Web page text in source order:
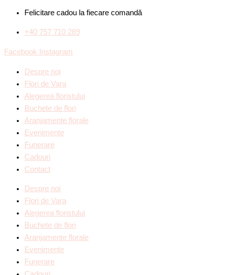
Felicitare cadou la fiecare comandă
+40 757 710 289
Facebook Instagram
Despre noi
Flori de Vara
Alegerea floristului
Buchete de flori
Aranjamente florale
Evenimente
Funerare
Cadouri
Contact
Despre noi
Flori de Vara
Alegerea floristului
Buchete de flori
Aranjamente florale
Evenimente
Funerare